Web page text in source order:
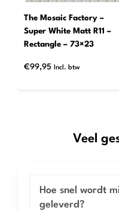
The Mosaic Factory –
Super White Matt R11 –
Rectangle – 73×23
€99,95 Incl. btw
Veel
Hoe snel wordt
geleverd?